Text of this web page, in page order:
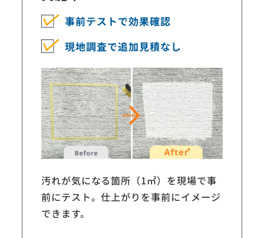
事前テストで効果確認
現地調査で追加見積なし
汚れが気になる箇所（1㎡）を現場で事
前にテスト。仕上がりを事前にイメージ
できます。